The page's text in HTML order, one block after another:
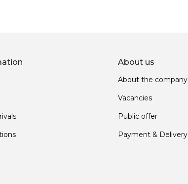
About us
About the company
Vacancies
Public offer
Payment & Delivery